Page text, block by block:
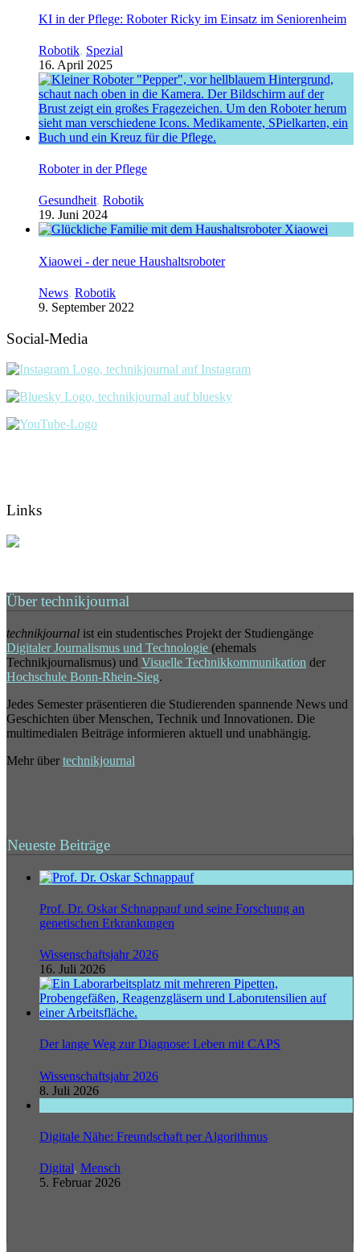
KI in der Pflege: Roboter Ricky im Einsatz im Seniorenheim
Robotik, Spezial
16. April 2025
Roboter in der Pflege
Gesundheit, Robotik
19. Juni 2024
Xiaowei - der neue Haushaltsroboter
News, Robotik
9. September 2022
Social-Media
Links
Über technikjournal
technikjournal ist ein studentisches Projekt der Studiengänge
Digitaler Journalismus und Technologie (ehemals
Technikjournalismus) und Visuelle Technikkommunikation der
Hochschule Bonn-Rhein-Sieg.
Jedes Semester präsentieren die Studierenden spannende News und
Geschichten über Menschen, Technik und Innovationen. Die
multimedialen Beiträge informieren aktuell und unabhängig.
Mehr über technikjournal
Neueste Beiträge
Prof. Dr. Oskar Schnappauf und seine Forschung an
genetischen Erkrankungen
Wissenschaftsjahr 2026
16. Juli 2026
Der lange Weg zur Diagnose: Leben mit CAPS
Wissenschaftsjahr 2026
8. Juli 2026
Digitale Nähe: Freundschaft per Algorithmus
Digital, Mensch
5. Februar 2026